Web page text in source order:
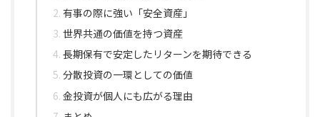
有事の際に強い「安全資産」
世界共通の価値を持つ資産
長期保有で安定したリターンを期待できる
分散投資の一環としての価値
金投資が個人にも広がる理由